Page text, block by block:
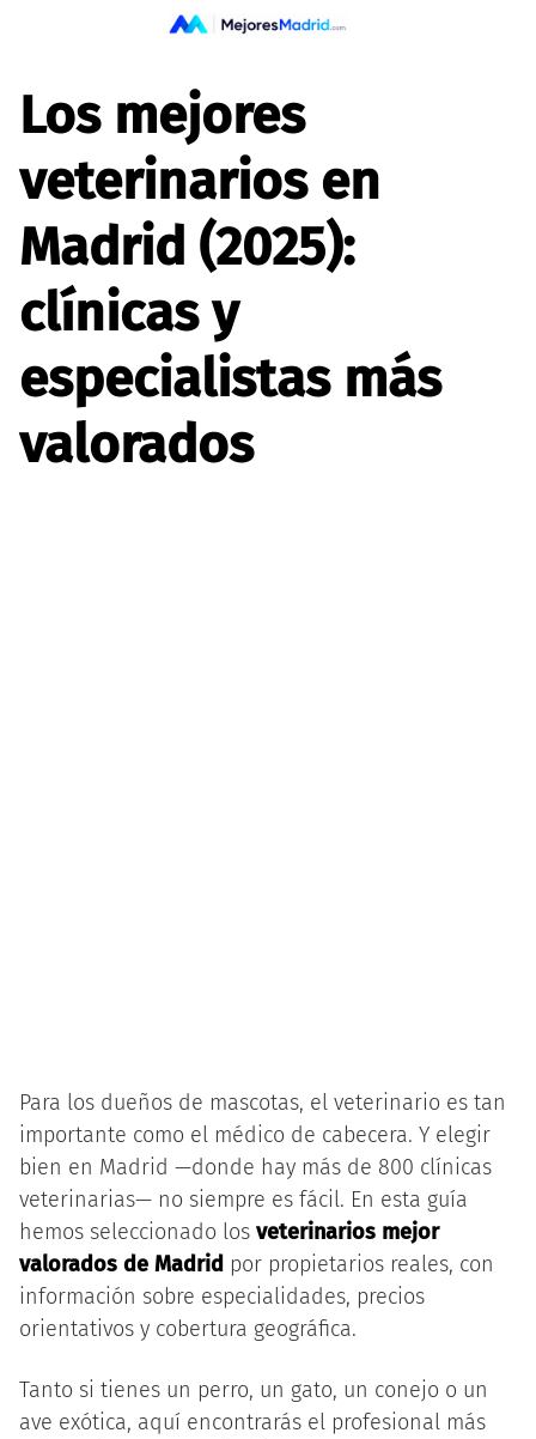
Los mejores
veterinarios en
Madrid (2025):
clínicas y
especialistas más
valorados
Para los dueños de mascotas, el veterinario es tan
importante como el médico de cabecera. Y elegir
bien en Madrid —donde hay más de 800 clínicas
veterinarias— no siempre es fácil. En esta guía
hemos seleccionado los veterinarios mejor
valorados de Madrid por propietarios reales, con
información sobre especialidades, precios
orientativos y cobertura geográfica.
Tanto si tienes un perro, un gato, un conejo o un
ave exótica, aquí encontrarás el profesional más